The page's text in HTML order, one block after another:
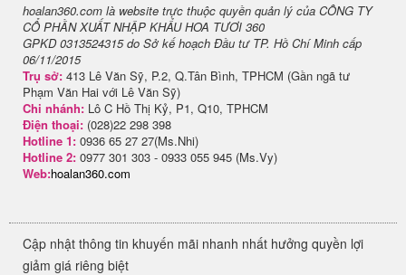
hoalan360.com là website trực thuộc quyền quản lý của CÔNG TY
CỔ PHẦN XUẤT NHẬP KHẨU HOA TƯƠI 360
GPKD 0313524315 do Sở kế hoạch Đầu tư TP. Hồ Chí Minh cấp
06/11/2015
Trụ sở: 413 Lê Văn Sỹ, P.2, Q.Tân Bình, TPHCM (Gần ngã tư
Phạm Văn Hai với Lê Văn Sỹ)
Chi nhánh: Lô C Hồ Thị Kỷ, P1, Q10, TPHCM
Điện thoại: (028)22 298 398
Hotline 1: 0936 65 27 27(Ms.Nhi)
Hotline 2: 0977 301 303 - 0933 055 945 (Ms.Vy)
Web:hoalan360.com
Cập nhật thông tin khuyến mãi nhanh nhất hưởng quyền lợi
giảm giá riêng biệt